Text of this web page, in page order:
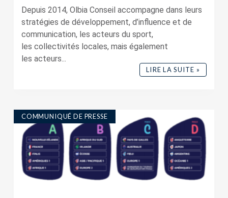
Depuis 2014, Olbia Conseil accompagne dans leurs
stratégies de développement, d’influence et de
communication, les acteurs du sport,
les collectivités locales, mais également
les acteurs...
LIRE LA SUITE »
COMMUNIQUÉ DE PRESSE